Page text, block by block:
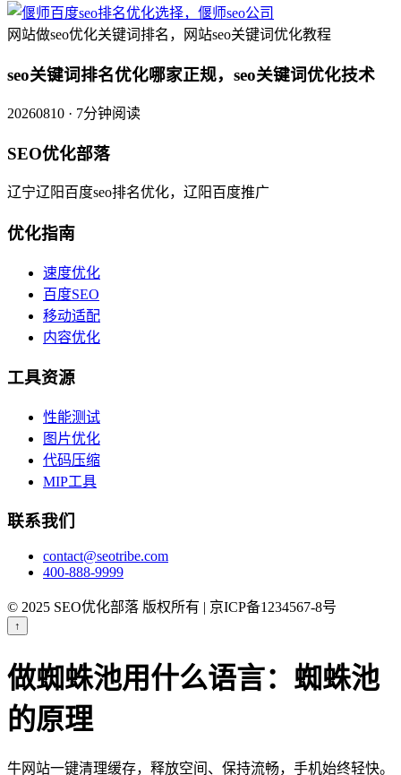
网站做seo优化关键词排名，网站seo关键词优化教程
seo关键词排名优化哪家正规，seo关键词优化技术
20260810 · 7分钟阅读
SEO优化部落
辽宁辽阳百度seo排名优化，辽阳百度推广
优化指南
速度优化
百度SEO
移动适配
内容优化
工具资源
性能测试
图片优化
代码压缩
MIP工具
联系我们
contact@seotribe.com
400-888-9999
© 2025 SEO优化部落 版权所有 | 京ICP备1234567-8号
↑
做蜘蛛池用什么语言：蜘蛛池
的原理
牛网站一键清理缓存，释放空间、保持流畅，手机始终轻快。